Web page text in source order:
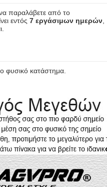
παραλάβετε από το
εντός 7 εργάσιμων ημερών
φυσικό κατάστημα.